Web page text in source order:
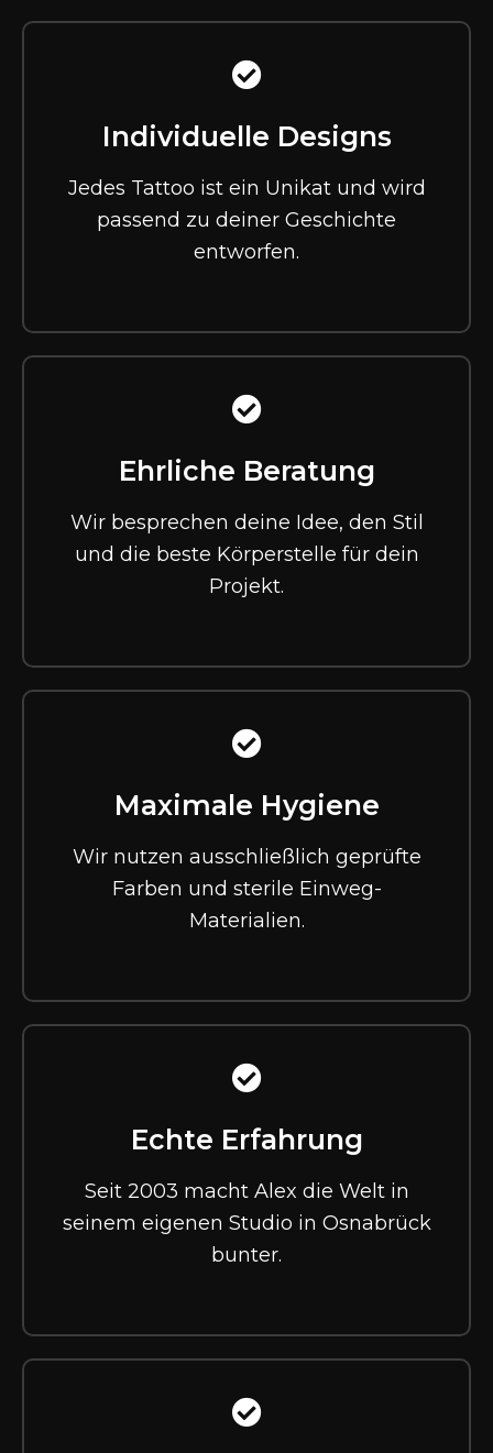
Individuelle Designs
Jedes Tattoo ist ein Unikat und wird
passend zu deiner Geschichte
entworfen.
Ehrliche Beratung
Wir besprechen deine Idee, den Stil
und die beste Körperstelle für dein
Projekt.
Maximale Hygiene
Wir nutzen ausschließlich geprüfte
Farben und sterile Einweg-
Materialien.
Echte Erfahrung
Seit 2003 macht Alex die Welt in
seinem eigenen Studio in Osnabrück
bunter.